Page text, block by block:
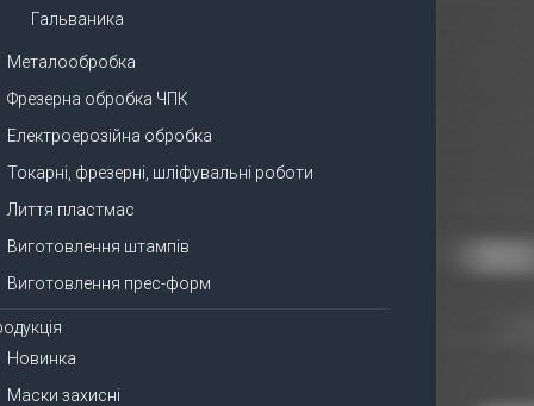
Гальваника
Металообробка
Фрезерна обробка ЧПК
Електроерозійна обробка
Токарні, фрезерні, шліфувальні роботи
Лиття пластмас
Виготовлення штампів
Виготовлення прес-форм
Новинка
Маски захисні